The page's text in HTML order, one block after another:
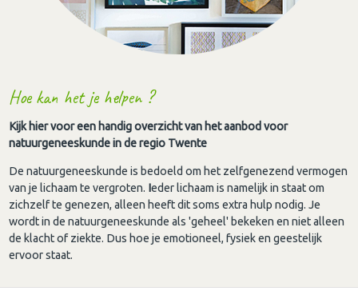
Hoe kan het je helpen ?
Kijk hier voor een handig overzicht van het aanbod voor
natuurgeneeskunde in de regio Twente
De natuurgeneeskunde is bedoeld om het zelfgenezend vermogen
van je lichaam te vergroten. Ieder lichaam is namelijk in staat om
zichzelf te genezen, alleen heeft dit soms extra hulp nodig. Je
wordt in de natuurgeneeskunde als 'geheel' bekeken en niet alleen
de klacht of ziekte. Dus hoe je emotioneel, fysiek en geestelijk
ervoor staat.